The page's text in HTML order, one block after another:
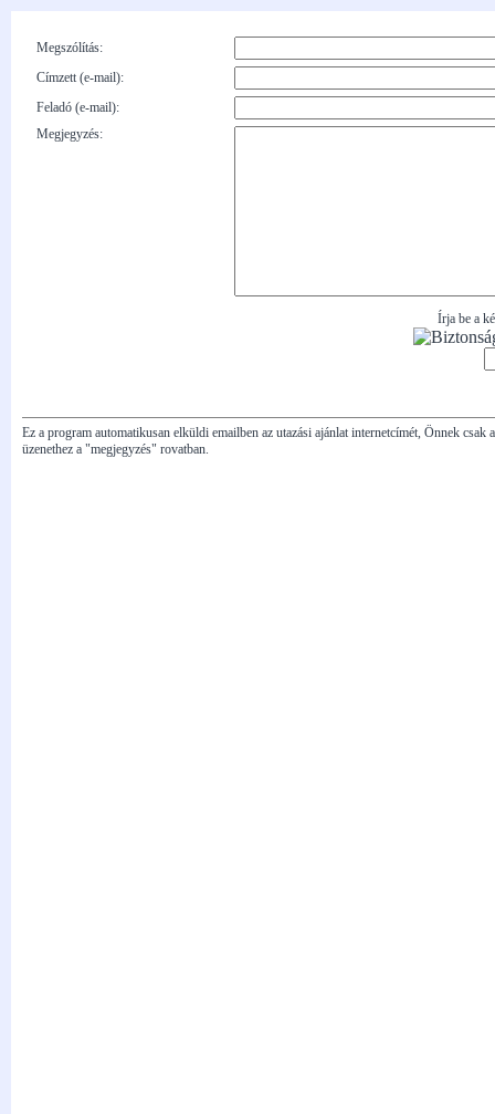
Megszólítás:
Címzett (e-mail):
Feladó (e-mail):
Megjegyzés:
Írja be a
Ez a program automatikusan elküldi emailben az utazási ajánlat internetcímét, Önnek
üzenethez a "megjegyzés" rovatban.